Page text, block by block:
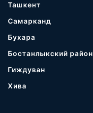
Ташкент
Самарканд
Бухара
Бостанлыкский район
Гиждуван
Хива